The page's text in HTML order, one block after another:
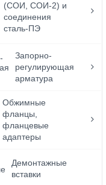
(СОИ, СОИ-2) и
соединения
сталь-ПЭ
Запорно-
регулирующая
арматура
Обжимные
фланцы,
фланцевые
адаптеры
Демонтажные
вставки